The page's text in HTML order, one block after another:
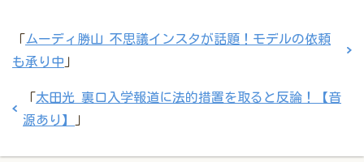
「 ムーディ勝山 不思議インスタが話題！モデルの依頼
も承り中 」
「太田光 裏口入学報道に法的措置を取ると反論！【音
源あり】
」